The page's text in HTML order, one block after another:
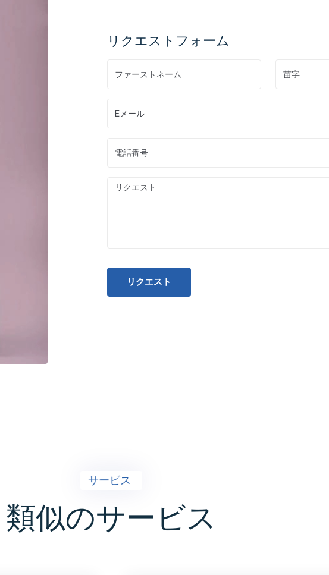
リクエストフォーム
リクエスト
サービス
類似のサービス